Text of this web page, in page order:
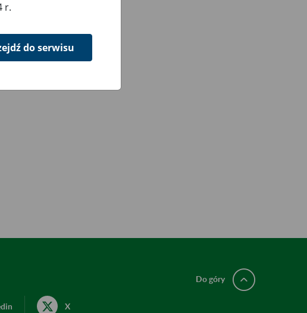
X
Do góry
r.
do serwisu